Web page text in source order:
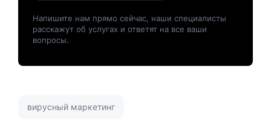
Напишите нам прямо сейчас, наши специалисты
расскажут об услугах и ответят на все ваши
вопросы.
вирусный маркетинг